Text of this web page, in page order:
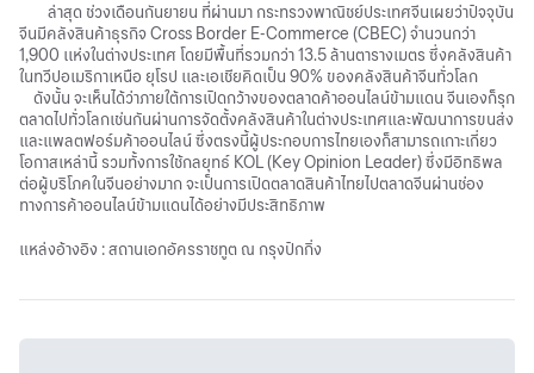
ล่าสุด ช่วงเดือนกันยายน ที่ผ่านมา กระทรวงพาณิชย์ประเทศจีนเผยว่าปัจจุบัน
จีนมีคลังสินค้าธุรกิจCross Border E-Commerce (CBEC)จำนวนกว่า
1,900 เเห่งในต่างประเทศ โดยมีพื้นที่รวมกว่า13.5ล้านตารางเมตร ซึ่งคลังสินค้า
ในทวีปอเมริกาเหนือ ยุโรป เเละเอเชียคิดเป็น 90% ของคลังสินค้าจีนทั่วโลก
ดังนั้น จะเห็นได้ว่าภายใต้การเปิดกว้างของตลาดค้าออนไลน์ข้ามแดน จีนเองก็รุก
ตลาดไปทั่วโลกเช่นกันผ่านการจัดตั้งคลังสินค้าในต่างประเทศและพัฒนาการขนส่ง
และแพลตฟอร์มค้าออนไลน์ซึ่งตรงนี้ผู้ประกอบการไทยเองก็สามารถเกาะเกี่ยว
โอกาสเหล่านี้ รวมทั้งการใช้กลยุทธ์ KOL (Key Opinion Leader)ซึ่งมีอิทธิพล
ต่อผู้บริโภคในจีนอย่างมากจะเป็นการเปิดตลาดสินค้าไทยไปตลาดจีนผ่านช่อง
ทางการค้าออนไลน์ข้ามแดนได้อย่างมีประสิทธิภาพ
แหล่งอ้างอิง :สถานเอกอัครราชทูต ณ กรุงปักกิ่ง